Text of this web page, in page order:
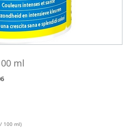
ml
100 ml)